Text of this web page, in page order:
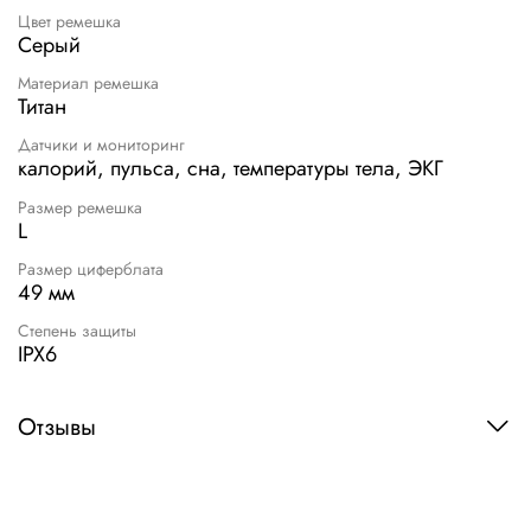
Цвет ремешка
Серый
Материал ремешка
Титан
Датчики и мониторинг
калорий, пульса, сна, температуры тела, ЭКГ
Размер ремешка
L
Размер циферблата
49 мм
Степень защиты
IPX6
Отзывы